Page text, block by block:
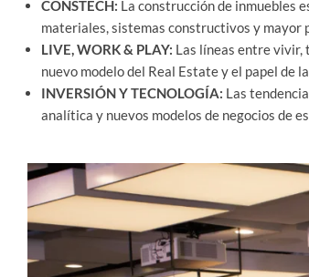
CONSTECH: La construcción de inmuebles
materiales, sistemas constructivos y mayor
LIVE, WORK & PLAY: Las líneas entre vivir,
nuevo modelo del Real Estate y el papel de
INVERSIÓN Y TECNOLOGÍA: Las
analítica y nuevos modelos de negocios de